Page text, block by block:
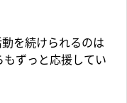
を続けられるのは
ずっと応援してい